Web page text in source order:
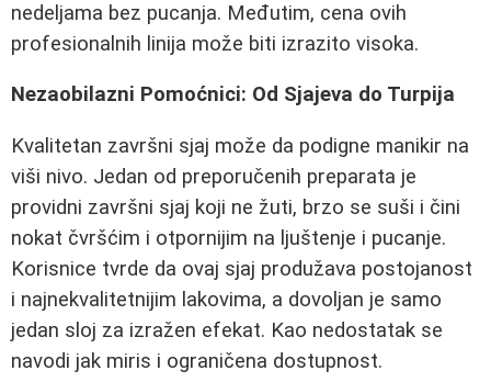
nedeljama bez pucanja. Međutim, cena ovih
profesionalnih linija može biti izrazito visoka.
Nezaobilazni Pomoćnici: Od Sjajeva do Turpija
Kvalitetan završni sjaj može da podigne manikir na
viši nivo. Jedan od preporučenih preparata je
providni završni sjaj koji ne žuti, brzo se suši i čini
nokat čvršćim i otpornijim na ljuštenje i pucanje.
Korisnice tvrde da ovaj sjaj produžava postojanost
i najnekvalitetnijim lakovima, a dovoljan je samo
jedan sloj za izražen efekat. Kao nedostatak se
navodi jak miris i ograničena dostupnost.